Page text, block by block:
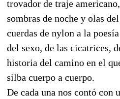
trovador de traje
sombras de noche y olas
cuerdas de nylon a la
del sexo, de las cicatrices,
historia del camino en el
silba cuerpo a cuerpo.
De cada una nos contó con